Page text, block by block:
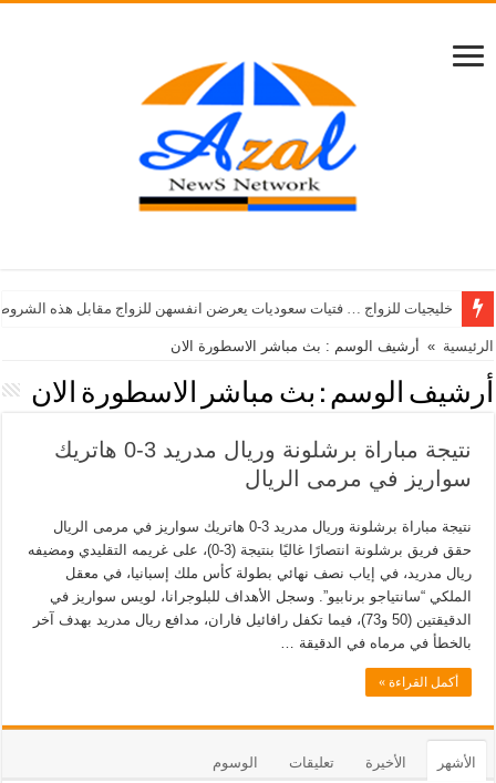
خليجيات للزواج … فتيات سعوديات يعرضن انفسهن للزواج مقابل هذه
الرئيسية » أرشيف الوسم : بث مباشر الاسطورة الان
أرشيف الوسم : بث مباشر الاسطورة الان
نتيجة مباراة برشلونة وريال مدريد 3-0 هاتريك
سواريز في مرمى الريال
نتيجة مباراة برشلونة وريال مدريد 3-0 هاتريك سواريز في مرمى الريال
حقق فريق برشلونة انتصارًا غاليًا بنتيجة (3-0)، على غريمه التقليدي ومضيفه
ريال مدريد، في إياب نصف نهائي بطولة كأس ملك إسبانيا، في معقل
الملكي “سانتياجو برنابيو”. وسجل الأهداف للبلوجرانا، لويس سواريز في
الدقيقتين (50 و73)، فيما تكفل رافائيل فاران، مدافع ريال مدريد بهدف آخر
بالخطأ في مرماه في الدقيقة …
أكمل القراءة »
الأشهر الأخيرة تعليقات الوسوم